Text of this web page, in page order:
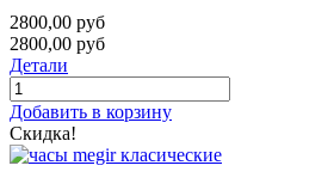
2800,00 руб
2800,00 руб
Детали
Добавить в корзину
Скидка!